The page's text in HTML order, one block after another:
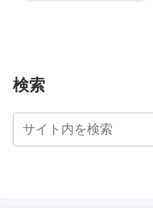
検索